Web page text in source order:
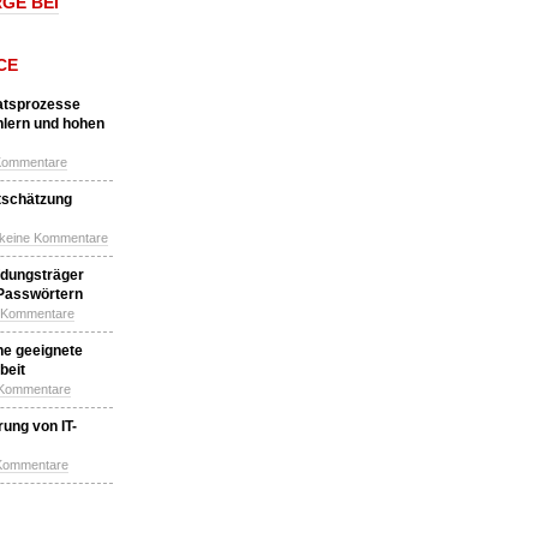
und hohen
Kommentare
geeignete
von IT-